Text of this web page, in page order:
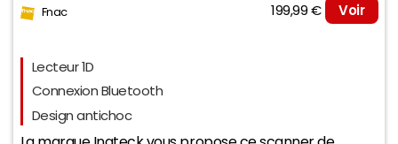
Fnac 199,99 € Voir
Evolution du prix le plus bas (neuf):
70
Lecteur 1D
Connexion Bluetooth
Design antichoc